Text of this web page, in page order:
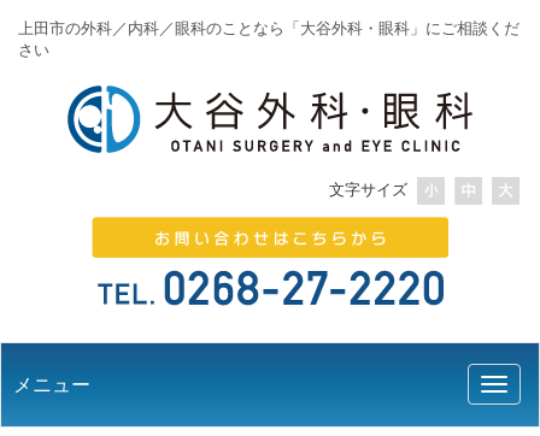
上田市の外科／内科／眼科のことなら「大谷外科・眼科」にご相談くだ
さい
文字サイズ
メニュー